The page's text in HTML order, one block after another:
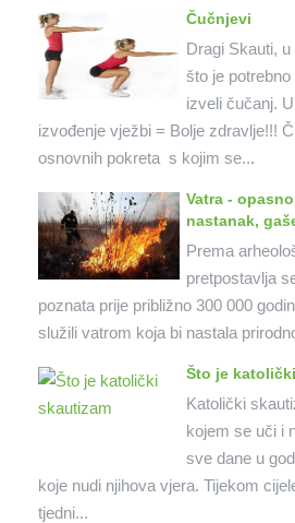
Čučnjevi
Dragi Skauti,
što je
izveli čučanj.
izvođenje vježbi = Bolje zdravlje!!!
osnovnih pokreta s kojim se...
Vatra -
nastanak,
Prema
pretpostavlja
poznata prije približno 300 000
služili vatrom koja bi nastala
Što je
Katolički
kojem se uči i
sve dane u
koje nudi njihova vjera. Tijekom
tjedni...